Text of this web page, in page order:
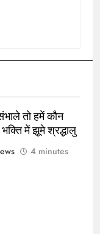
तो हमें कौन
में झूमे श्रद्धालु
4 minutes